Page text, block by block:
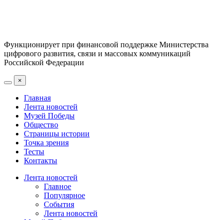
Функционирует при финансовой поддержке Министерства
цифрового развития, связи и массовых коммуникаций
Российской Федерации
×
Главная
Лента новостей
Музей Победы
Общество
Страницы истории
Точка зрения
Тесты
Контакты
Лента новостей
Главное
Популярное
События
Лента новостей